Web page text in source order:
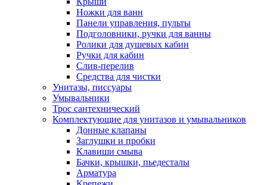
Ножки для ванн
Панели управления, пульты
Подголовники, ручки для ванны
Ролики для душевых кабин
Ручки для кабин
Слив-перелив
Средства для чистки
Унитазы, писсуары
Умывальники
Трос сантехнический
Комплектующие для унитазов и умывальников
Донные клапаны
Заглушки и пробки
Клавиши смыва
Бачки, крышки, пьедесталы
Арматура